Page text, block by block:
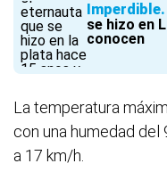
Imperdible
se hizo en
conocen
La temperatura
con una humedad
a 17 km/h.